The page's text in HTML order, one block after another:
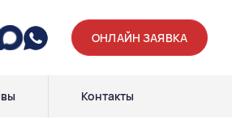
ОНЛАЙН ЗАЯВКА
Контакты